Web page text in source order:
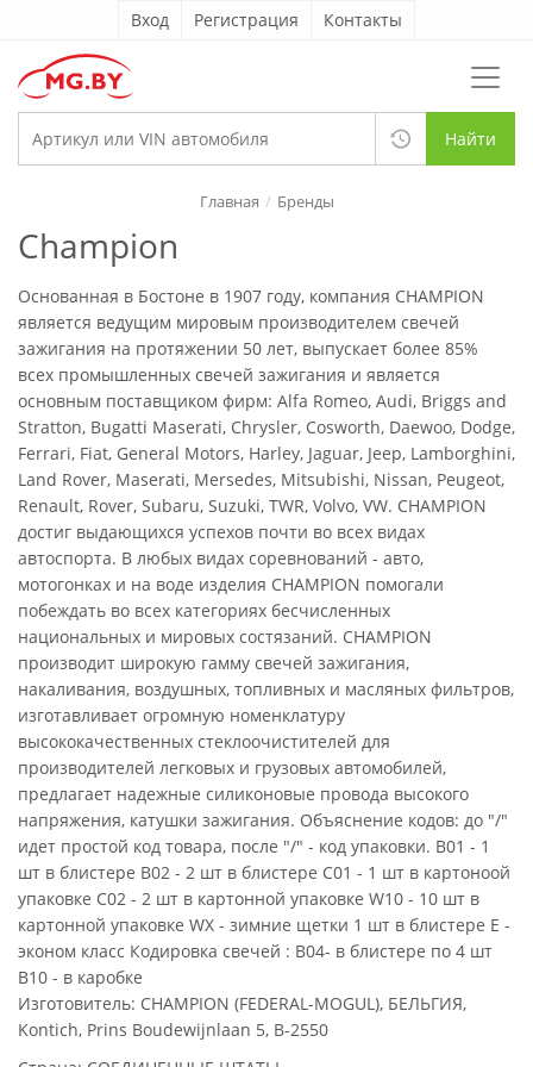
Вход Регистрация Контакты
Найти
Champion
Главная Бренды
Основанная в Бостоне в 1907 году, компания CHAMPION
является ведущим мировым производителем свечей
зажигания на протяжении 50 лет, выпускает более 85%
всех промышленных свечей зажигания и является
основным поставщиком фирм: Alfa Romeo, Audi, Briggs and
Stratton, Bugatti Maserati, Chrysler, Cosworth, Daewoo, Dodge,
Ferrari, Fiat, General Motors, Harley, Jaguar, Jeep, Lamborghini,
Land Rover, Maserati, Mersedes, Mitsubishi, Nissan, Peugeot,
Renault, Rover, Subaru, Suzuki, TWR, Volvo, VW. CHAMPION
достиг выдающихся успехов почти во всех видах
автоспорта. В любых видах соревнований - авто,
мотогонках и на воде изделия CHAMPION помогали
побеждать во всех категориях бесчисленных
национальных и мировых состязаний. CHAMPION
производит широкую гамму свечей зажигания,
накаливания, воздушных, топливных и масляных фильтров,
изготавливает огромную номенклатуру
высококачественных стеклоочистителей для
производителей легковых и грузовых автомобилей,
предлагает надежные силиконовые провода высокого
напряжения, катушки зажигания. Объяснение кодов: до "/"
идет простой код товара, после "/" - код упаковки. B01 - 1
шт в блиcтере B02 - 2 шт в блистере C01 - 1 шт в картоноой
упаковке С02 - 2 шт в картонной упаковке W10 - 10 шт в
картонной упаковке WX - зимние щетки 1 шт в блистере E -
эконом класс Кодировка свечей : В04- в блистере по 4 шт
В10 - в каробке
Изготовитель: CHAMPION (FEDERAL-MOGUL), БЕЛЬГИЯ,
Kontich, Prins Boudewijnlaan 5, B-2550